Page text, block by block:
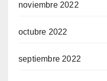
noviembre 2022
octubre 2022
septiembre 2022